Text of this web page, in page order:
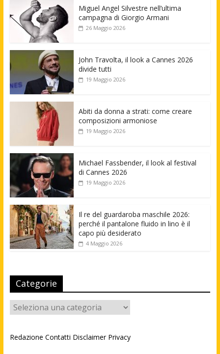
Miguel Angel Silvestre nell’ultima
campagna di Giorgio Armani
26 Maggio 2026
John Travolta, il look a Cannes 2026
divide tutti
19 Maggio 2026
Abiti da donna a strati: come creare
composizioni armoniose
19 Maggio 2026
Michael Fassbender, il look al festival
di Cannes 2026
19 Maggio 2026
Il re del guardaroba maschile 2026:
perché il pantalone fluido in lino è il
capo più desiderato
4 Maggio 2026
Categorie
Categorie
Redazione Contatti Disclaimer Privacy